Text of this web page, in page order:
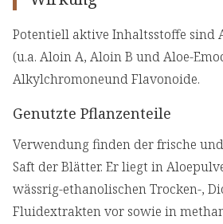
Potentiell aktive Inhaltsstoffe sind
(u.a. Aloin A, Aloin B und Aloe-
Alkylchromoneund Flavonoide.
Genutzte Pflanzenteile
Verwendung finden der frische
Saft der Blätter. Er liegt in
wässrig-ethanolischen Trocken-,
Fluidextrakten vor sowie in